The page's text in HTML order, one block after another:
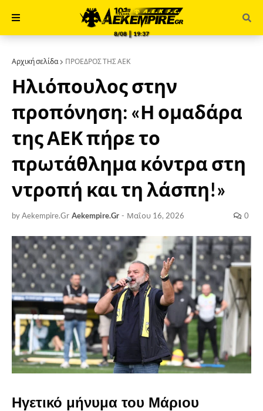
8/08 ║ 19:37
Αρχική σελίδα ΠΡΟΕΔΡΟΣ ΤΗΣ ΑΕΚ
Ηλιόπουλος στην
προπόνηση: «Η ομαδάρα
της ΑΕΚ πήρε το
πρωτάθλημα κόντρα στη
ντροπή και τη λάσπη!»
by Aekempire.Gr Aekempire.Gr - Μαΐου 16, 2026 0
Ηγετικό μήνυμα του Μάριου